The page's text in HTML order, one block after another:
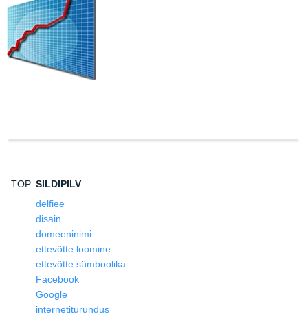
TOP SILDIPILV
delfiee
disain
domeeninimi
ettevõtte loomine
ettevõtte sümboolika
Facebook
Google
internetiturundus